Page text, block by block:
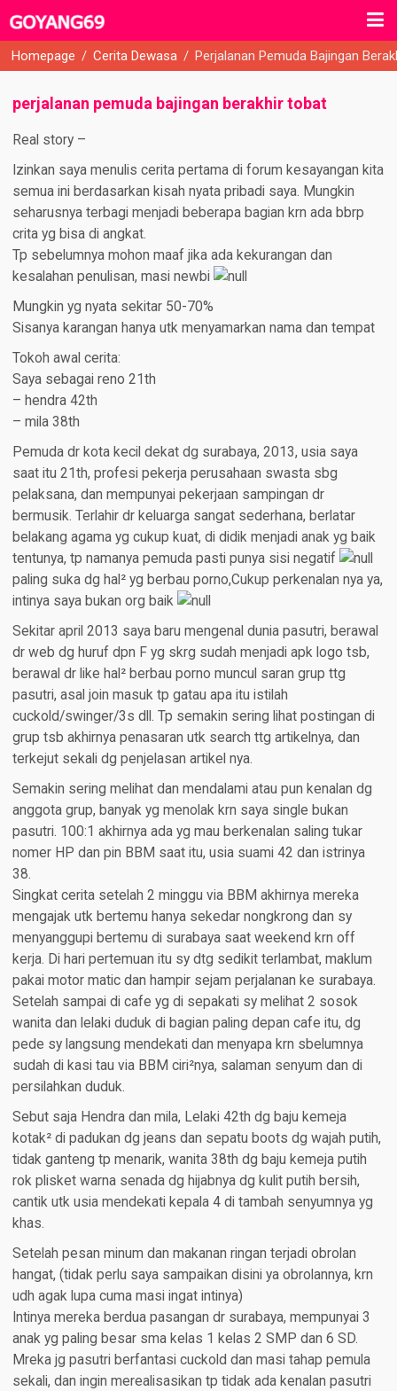
Homepage / Cerita Dewasa / Perjalanan Pemuda Bajingan
perjalanan pemuda bajingan berakhir tobat
Real story –
Izinkan saya menulis cerita pertama di forum kesayangan kita
semua ini berdasarkan kisah nyata pribadi saya. Mungkin
seharusnya terbagi menjadi beberapa bagian krn ada bbrp
crita yg bisa di angkat.
Tp sebelumnya mohon maaf jika ada kekurangan dan
kesalahan penulisan, masi newbi
Mungkin yg nyata sekitar 50-70%
Sisanya karangan hanya utk menyamarkan nama dan tempat
Tokoh awal cerita:
Saya sebagai reno 21th
– hendra 42th
– mila 38th
Pemuda dr kota kecil dekat dg surabaya, 2013, usia saya
saat itu 21th, profesi pekerja perusahaan swasta sbg
pelaksana, dan mempunyai pekerjaan sampingan dr
bermusik. Terlahir dr keluarga sangat sederhana, berlatar
belakang agama yg cukup kuat, di didik menjadi anak yg baik
tentunya, tp namanya pemuda pasti punya sisi negatif
paling suka dg hal² yg berbau porno,Cukup perkenalan nya ya,
intinya saya bukan org baik
Sekitar april 2013 saya baru mengenal dunia pasutri, berawal
dr web dg huruf dpn F yg skrg sudah menjadi apk logo tsb,
berawal dr like hal² berbau porno muncul saran grup ttg
pasutri, asal join masuk tp gatau apa itu istilah
cuckold/swinger/3s dll. Tp semakin sering lihat postingan di
grup tsb akhirnya penasaran utk search ttg artikelnya, dan
terkejut sekali dg penjelasan artikel nya.
Semakin sering melihat dan mendalami atau pun kenalan dg
anggota grup, banyak yg menolak krn saya single bukan
pasutri. 100:1 akhirnya ada yg mau berkenalan saling tukar
nomer HP dan pin BBM saat itu, usia suami 42 dan istrinya
38.
Singkat cerita setelah 2 minggu via BBM akhirnya mereka
mengajak utk bertemu hanya sekedar nongkrong dan sy
menyanggupi bertemu di surabaya saat weekend krn off
kerja. Di hari pertemuan itu sy dtg sedikit terlambat, maklum
pakai motor matic dan hampir sejam perjalanan ke surabaya.
Setelah sampai di cafe yg di sepakati sy melihat 2 sosok
wanita dan lelaki duduk di bagian paling depan cafe itu, dg
pede sy langsung mendekati dan menyapa krn sbelumnya
sudah di kasi tau via BBM ciri²nya, salaman senyum dan di
persilahkan duduk.
Sebut saja Hendra dan mila, Lelaki 42th dg baju kemeja
kotak² di padukan dg jeans dan sepatu boots dg wajah putih,
tidak ganteng tp menarik, wanita 38th dg baju kemeja putih
rok plisket warna senada dg hijabnya dg kulit putih bersih,
cantik utk usia mendekati kepala 4 di tambah senyumnya yg
khas.
Setelah pesan minum dan makanan ringan terjadi obrolan
hangat, (tidak perlu saya sampaikan disini ya obrolannya, krn
udh agak lupa cuma masi ingat intinya)
Intinya mereka berdua pasangan dr surabaya, mempunyai 3
anak yg paling besar sma kelas 1 kelas 2 SMP dan 6 SD.
Mreka jg pasutri berfantasi cuckold dan masi tahap pemula
sekali, dan ingin merealisasikan tp tidak ada kenalan pasutri